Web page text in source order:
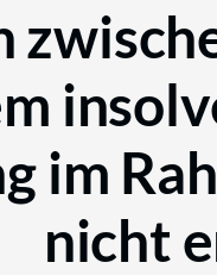
im
nicht